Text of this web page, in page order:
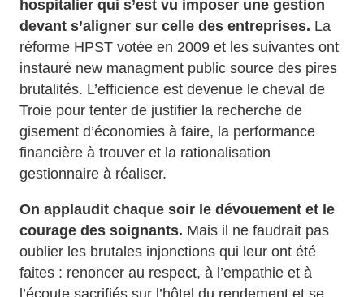
hospitalier qui s’est vu imposer une gestion
devant s’aligner sur celle des entreprises. La
réforme HPST votée en 2009 et les suivantes ont
instauré new managment public source des pires
brutalités. L’efficience est devenue le cheval de
Troie pour tenter de justifier la recherche de
gisement d’économies à faire, la performance
financière à trouver et la rationalisation
gestionnaire à réaliser.
On applaudit chaque soir le dévouement et le
courage des soignants. Mais il ne faudrait pas
oublier les brutales injonctions qui leur ont été
faites : renoncer au respect, à l’empathie et à
l’écoute sacrifiés sur l’hôtel du rendement et se